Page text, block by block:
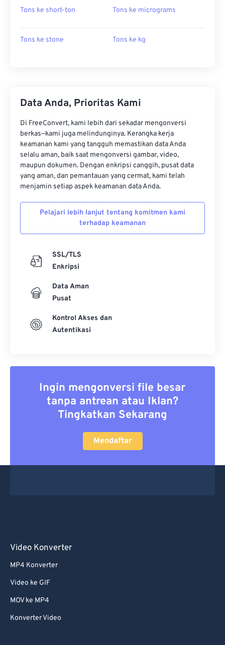
Tons ke short-ton Tons ke micrograms
Tons ke stone Tons ke kg
Data Anda, Prioritas Kami
Di FreeConvert, kami lebih dari sekadar mengonversi
berkas—kami juga melindunginya. Kerangka kerja
keamanan kami yang tangguh memastikan data Anda
selalu aman, baik saat mengonversi gambar, video,
maupun dokumen. Dengan enkripsi canggih, pusat data
yang aman, dan pemantauan yang cermat, kami telah
menjamin setiap aspek keamanan data Anda.
Pelajari lebih lanjut tentang komitmen kami
terhadap keamanan
SSL/TLS
Enkripsi
Data Aman
Pusat
Kontrol Akses dan
Autentikasi
Ingin mengonversi file besar
tanpa antrean atau Iklan?
Tingkatkan Sekarang
Mendaftar
Video Konverter
MP4 Konverter
Video ke GIF
MOV ke MP4
Konverter Video